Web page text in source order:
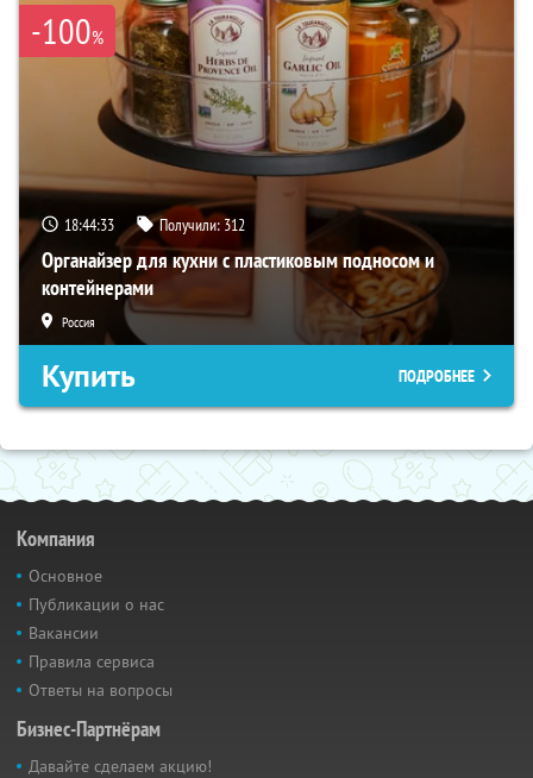
-100%
18:44:32 Получили: 312
Органайзер для кухни с пластиковым подносом и
контейнерами
Россия
Купить ПОДРОБНЕЕ
Компания
Основное
Публикации о нас
Вакансии
Правила сервиса
Ответы на вопросы
Бизнес-Партнёрам
Давайте сделаем акцию!